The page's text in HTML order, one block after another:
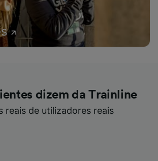
dizem da Trainline
reais de utilizadores reais